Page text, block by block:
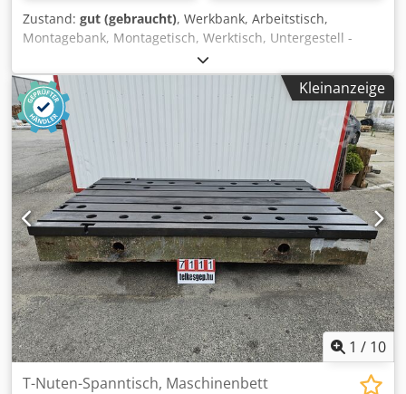
Zustand: gut (gebraucht), Werkbank, Arbeitstisch,
Montagebank, Montagetisch, Werktisch, Untergestell -
Untergestell: Arbeitstisch Rohrrahmengestell mit
Aufnahmeplatten für Lenkrollen -Breite: 1200 mm -Tiefe:
800 mm Dcodszru Tmspfx Ai Nek -Höhe: 720 mm -Anzahl:
1x Werkbank vorhanden -Gewicht: 29 kg
Kleinanzeige
1 / 10
T-Nuten-Spanntisch, Maschinenbett